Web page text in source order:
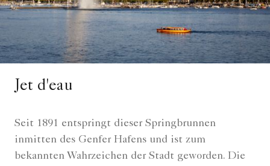
Jet d'eau
Seit 1891 entspringt dieser Springbrunnen
inmitten des Genfer Hafens und ist zum
bekannten Wahrzeichen der Stadt geworden. Die